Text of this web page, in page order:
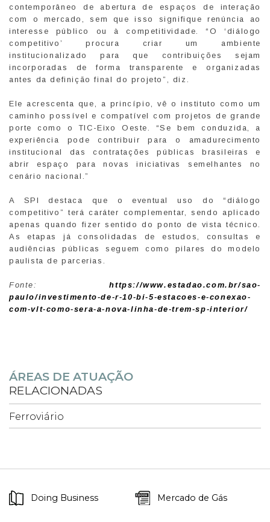
contemporâneo de abertura de espaços de interação
com o mercado, sem que isso signifique renúncia ao
interesse público ou à competitividade. “O ‘diálogo
competitivo’ procura criar um ambiente
institucionalizado para que contribuições sejam
incorporadas de forma transparente e organizadas
antes da definição final do projeto”, diz.
Ele acrescenta que, a princípio, vê o instituto como um
caminho possível e compatível com projetos de grande
porte como o TIC-Eixo Oeste. “Se bem conduzida, a
experiência pode contribuir para o amadurecimento
institucional das contratações públicas brasileiras e
abrir espaço para novas iniciativas semelhantes no
cenário nacional.”
A SPI destaca que o eventual uso do “diálogo
competitivo” terá caráter complementar, sendo aplicado
apenas quando fizer sentido do ponto de vista técnico.
As etapas já consolidadas de estudos, consultas e
audiências públicas seguem como pilares do modelo
paulista de parcerias.
Fonte:https://www.estadao.com.br/sao-
paulo/investimento-de-r-10-bi-5-estacoes-e-conexao-
com-vlt-como-sera-a-nova-linha-de-trem-sp-interior/
ÁREAS DE ATUAÇÃO
RELACIONADAS
Ferroviário
Doing Business Mercado de Gás